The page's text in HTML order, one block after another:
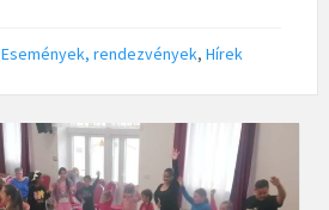
Események, rendezvények, Hírek